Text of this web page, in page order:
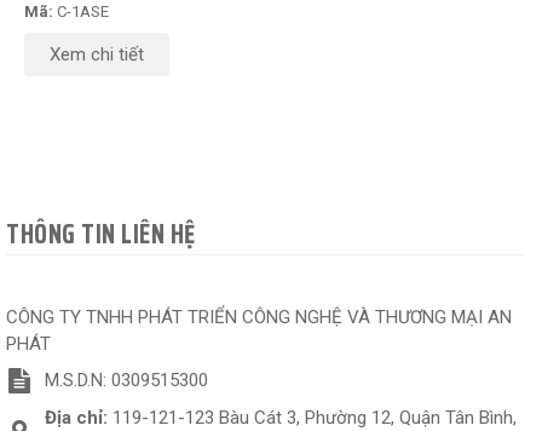
Mã: C-1ASE
Xem chi tiết
THÔNG TIN LIÊN HỆ
CÔNG TY TNHH PHÁT TRIỂN CÔNG NGHỆ VÀ THƯƠNG MẠI AN
PHÁT
M.S.D.N: 0309515300
Địa chỉ: 119-121-123 Bàu Cát 3, Phường 12, Quận Tân Bình,